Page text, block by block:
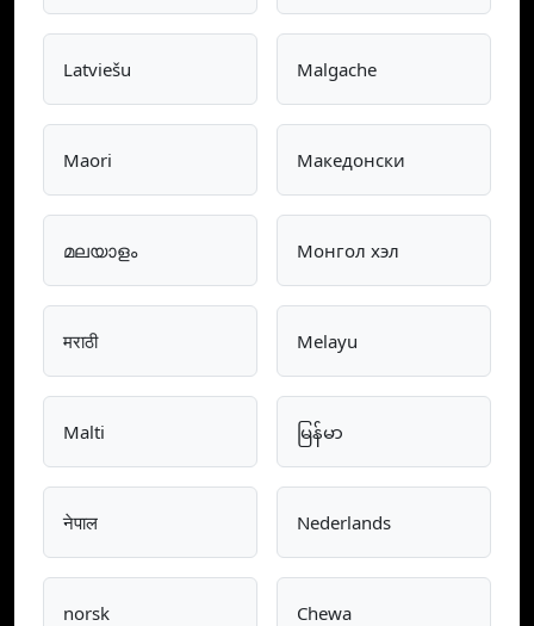
Latviešu Malgache
Maori Македонски
മലയാളം Монгол хэл
मराठी Melayu
Malti မြန်မာ
नेपाल Nederlands
norsk Chewa